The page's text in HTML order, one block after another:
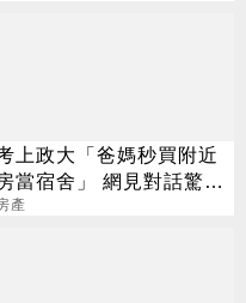
上政大「爸媽秒買附近
當宿舍」 網見對話驚呆
出一票有錢人
產